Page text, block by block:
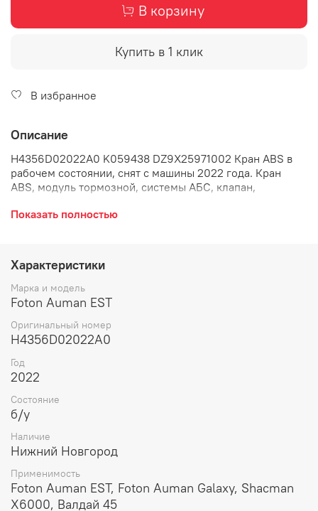
В корзину
Купить в 1 клик
В избранное
Описание
H4356D02022A0 K059438 DZ9X25971002 Кран ABS в
рабочем состоянии, снят с машины 2022 года. Кран
ABS, модуль тормозной, системы АБС, клапан,
Показать полностью
Характеристики
Марка и модель
Foton Auman EST
Оригинальный номер
H4356D02022A0
Год
2022
Состояние
б/у
Наличие
Нижний Новгород
Применимость
Foton Auman EST, Foton Auman Galaxy, Shacman
X6000, Валдай 45